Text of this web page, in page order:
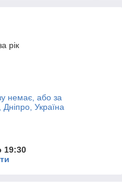
рік
немає, або за
Україна
19:30